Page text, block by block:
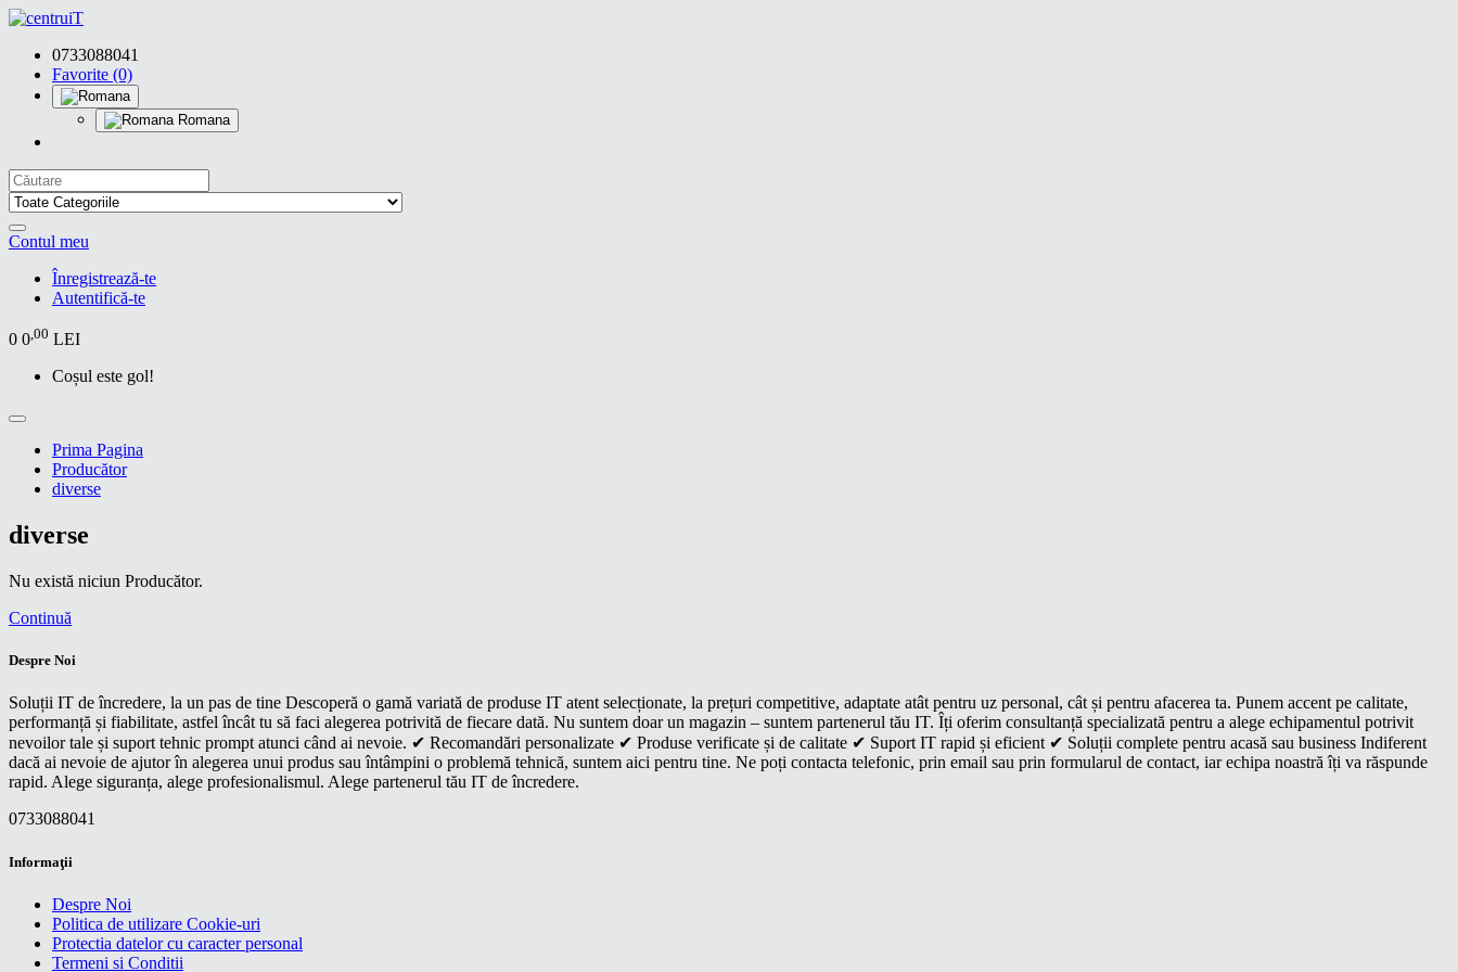
0733088041
Favorite (0)
Romana
Contul meu
Înregistrează-te
Autentifică-te
0 0,00 LEI
Coșul este gol!
Prima Pagina
Producător
diverse
diverse
Nu există niciun Producător.
Continuă
Despre Noi
Soluții IT de încredere, la un pas de tine Descoperă o gamă variată de produse IT atent selecționate, la prețuri competitive, adaptate atât pentru uz personal, cât și pentru afacerea ta. Punem accent pe calitate,
performanță și fiabilitate, astfel încât tu să faci alegerea potrivită de fiecare dată. Nu suntem doar un magazin – suntem partenerul tău IT. Îți oferim consultanță specializată pentru a alege echipamentul potrivit
nevoilor tale și suport tehnic prompt atunci când ai nevoie. ✔ Recomandări personalizate ✔ Produse verificate și de calitate ✔ Suport IT rapid și eficient ✔ Soluții complete pentru acasă sau business Indiferent
dacă ai nevoie de ajutor în alegerea unui produs sau întâmpini o problemă tehnică, suntem aici pentru tine. Ne poți contacta telefonic, prin email sau prin formularul de contact, iar echipa noastră îți va răspunde
rapid. Alege siguranța, alege profesionalismul. Alege partenerul tău IT de încredere.
0733088041
Informaţii
Despre Noi
Politica de utilizare Cookie-uri
Protectia datelor cu caracter personal
Termeni si Conditii